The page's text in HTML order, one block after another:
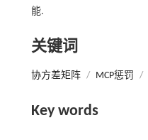
能.
关键词
协方差矩阵 / MCP惩罚 /
Key words